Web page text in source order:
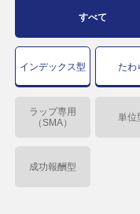
すべて
インデックス型 たわ
ラップ専用
（SMA）
単位
成功報酬型